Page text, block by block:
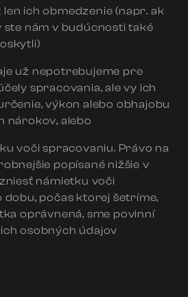
ich obmedzenie (napr. ak
ste nám v budúcnosti také
už nepotrebujeme pre
spracovania, ale vy ich
výkon alebo obhajobu
nárokov, alebo
voči spracovaniu. Právo na
popísané nižšie v
námietku voči
dobu, počas ktorej šetríme,
oprávnená, sme povinní
osobných údajov